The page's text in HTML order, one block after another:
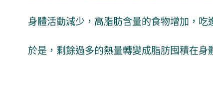
身體活動減少，高脂肪含量的食物增加，吃
於是，剩餘過多的熱量轉變成脂肪囤積在